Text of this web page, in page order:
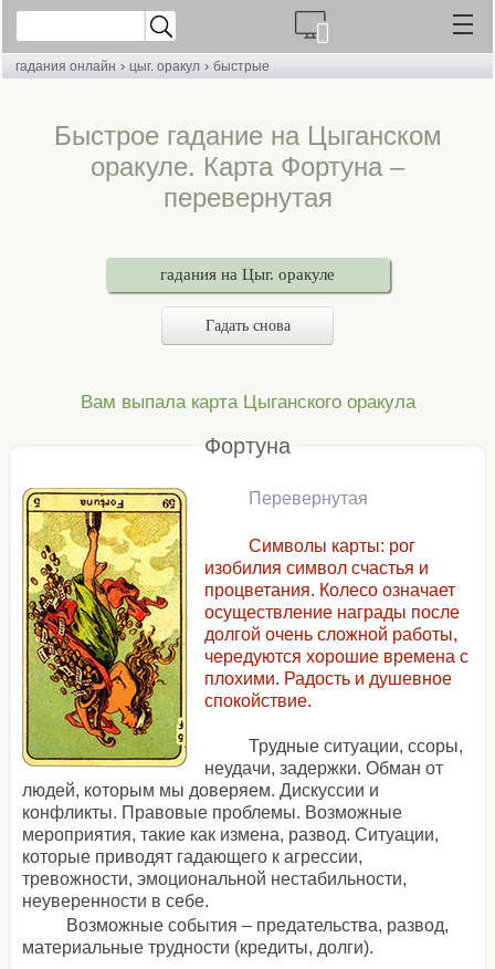
гадания онлайн › цыг. оракул › быстрые
Быстрое гадание на Цыганском
оракуле. Карта Фортуна –
перевернутая
гадания на Цыг. оракуле
Гадать снова
Вам выпала карта Цыганского оракула
Фортуна
Перевернутая
Символы карты: рог
изобилия символ счастья и
процветания. Колесо означает
осуществление награды после
долгой очень сложной работы,
чередуются хорошие времена с
плохими. Радость и душевное
спокойствие.
Трудные ситуации, ссоры,
неудачи, задержки. Обман от
людей, которым мы доверяем. Дискуссии и
конфликты. Правовые проблемы. Возможные
мероприятия, такие как измена, развод. Ситуации,
которые приводят гадающего к агрессии,
тревожности, эмоциональной нестабильности,
неуверенности в себе.
Возможные события – предательства, развод,
материальные трудности (кредиты, долги).